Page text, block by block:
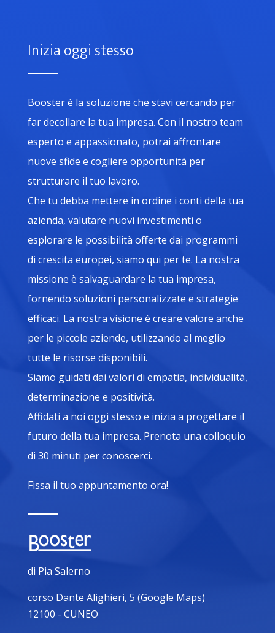
Inizia oggi stesso
Booster è la soluzione che stavi cercando per
far decollare la tua impresa. Con il nostro team
esperto e appassionato, potrai affrontare
nuove sfide e cogliere opportunità per
strutturare il tuo lavoro.
Che tu debba mettere in ordine i conti della tua
azienda, valutare nuovi investimenti o
esplorare le possibilità offerte dai programmi
di crescita europei, siamo qui per te. La nostra
missione è salvaguardare la tua impresa,
fornendo soluzioni personalizzate e strategie
efficaci. La nostra visione è creare valore anche
per le piccole aziende, utilizzando al meglio
tutte le risorse disponibili.
Siamo guidati dai valori di empatia, individualità,
determinazione e positività.
Affidati a noi oggi stesso e inizia a progettare il
futuro della tua impresa. Prenota una colloquio
di 30 minuti per conoscerci.
Fissa il tuo appuntamento ora!
di Pia Salerno
corso Dante Alighieri, 5 (Google Maps)
12100 - CUNEO